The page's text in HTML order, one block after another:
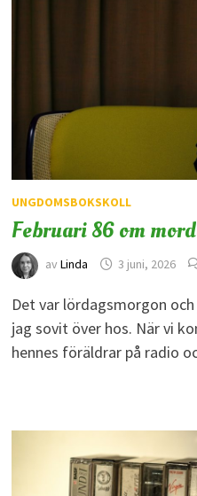
UNGDOMSBOKSKOLL
Februari 86 om
av Linda 3 juni, 2026
Det var lördagsmorgon
jag sovit över hos. När vi
hennes föräldrar på radio